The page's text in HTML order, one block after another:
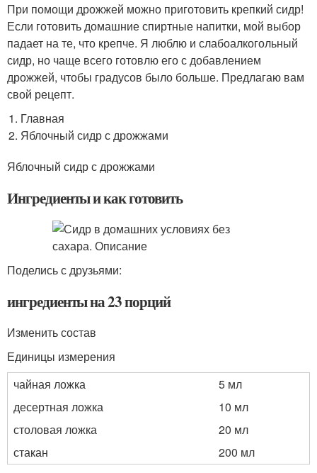
При помощи дрожжей можно приготовить крепкий сидр!
Если готовить домашние спиртные напитки, мой выбор
падает на те, что крепче. Я люблю и слабоалкогольный
сидр, но чаще всего готовлю его с добавлением
дрожжей, чтобы градусов было больше. Предлагаю вам
свой рецепт.
Главная
Яблочный сидр с дрожжами
Яблочный сидр с дрожжами
Ингредиенты и как готовить
Поделись с друзьями:
ингредиенты на 23 порций
Изменить состав
Единицы измерения
чайная ложка
5 мл
десертная ложка
10 мл
столовая ложка
20 мл
стакан
200 мл